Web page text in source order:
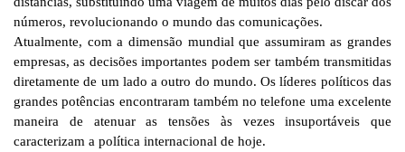
números, revolucionando o mundo das comunicações.
Atualmente, com a dimensão mundial que assumiram as grandes
empresas, as decisões importantes podem ser também transmitidas
diretamente de um lado a outro do mundo. Os líderes políticos das
grandes potências encontraram também no telefone uma excelente
maneira de atenuar as tensões às vezes insuportáveis que
caracterizam a política internacional de hoje.